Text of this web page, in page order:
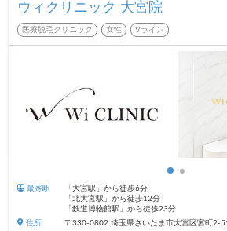
ウィクリニック 大宮院
医療脱毛クリニック 女性 Vライン
最寄駅
「大宮駅」から徒歩6分
「北大宮駅」から徒歩12分
「鉄道博物館駅」から徒歩23分
住所
〒330-0802 埼玉県さいたま市大宮区宮町2-